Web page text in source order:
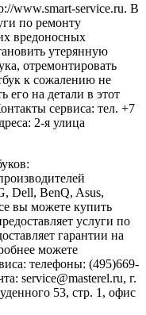
www.smart-service.ru. В
по ремонту
вредоносных
утерянную
отремонтировать
к сожалению не
его на детали в этот
сервиса: тел. +7
2-я улица
Dell, BenQ, Asus,
вы можете купить
услуги по
гарантии на
можете
телефоны: (495)669-
service@masterel.ru, г.
53, стр. 1, офис